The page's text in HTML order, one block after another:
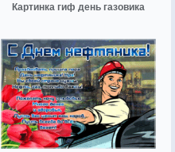
Картинка гиф день газовика